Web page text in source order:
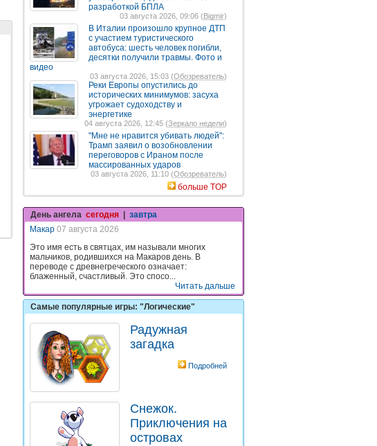
разработкой БПЛА
03 августа 2026, 09:06 (Bigmir)
В Италии произошло крупное ДТП
с участием туристического
автобуса: шесть человек погибли,
десятки получили травмы. Фото и
видео
03 августа 2026, 15:03 (Обозреватель)
Реки Европы опустились до
исторических минимумов: засуха
угрожает судоходству и
энергетике
04 августа 2026, 12:45 (Зеркало недели)
"Мне не нравится убивать людей":
Трамп заявил о возобновлении
переговоров с Ираном после
массированных ударов
03 августа 2026, 11:10 (Обозреватель)
больше TOP
День ангела сегодня
завтра
Макар 07 августа 2026
Это имя есть в святцах, им называли многих
мальчиков, родившихся на Макаров день. В
переводе с древнегреческого означает:
блаженный, счастливый. Это спосо...
Читать дальше
Самые популярные игры: "Логические"
Радужная
загадка
Подробней
Снежок.
Приключения на
островах